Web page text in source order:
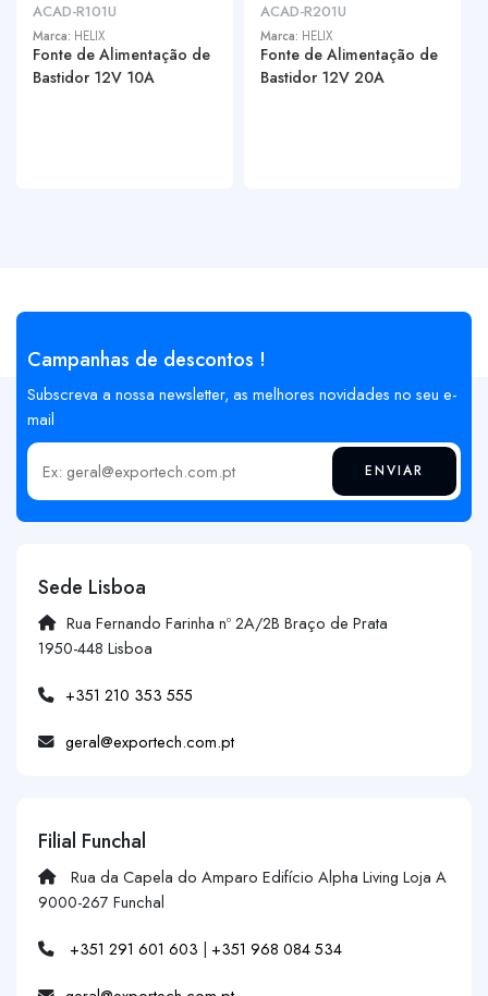
ACAD-R101U
Marca: HELIX
Fonte de Alimentação de
Bastidor 12V 10A
ACAD-R201U
Marca: HELIX
Fonte de Alimentação de
Bastidor 12V 20A
Campanhas de descontos !
Subscreva a nossa newsletter, as melhores novidades no seu e-
mail
Insira o seu email ENVIAR
Sede Lisboa
Rua Fernando Farinha nº 2A/2B Braço de Prata
1950-448 Lisboa
+351 210 353 555
geral@exportech.com.pt
Filial Funchal
Rua da Capela do Amparo Edifício Alpha Living Loja A
9000-267 Funchal
+351 291 601 603 | +351 968 084 534